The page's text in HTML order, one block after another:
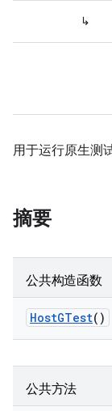
↳
用于运行原生测
摘要
公共构造函数
HostGTest()
公共方法